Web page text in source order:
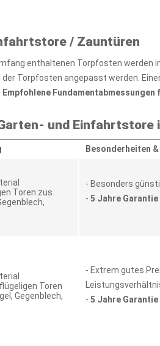
/ Zauntüren
enthaltenen Torpfosten werden
Torpfosten angepasst werden.
Empfohlene
und Einfahrtstore
Besonderheiten
Toren zus.
- Besonders
- 5 Jahre Garantie
Toren
Gegenblech,
- Extrem gutes
- 5 Jahre Garantie